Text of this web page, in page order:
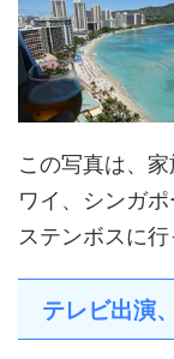
この写真は、
ワイ、シンガ
ステンボスに
テレビ出演